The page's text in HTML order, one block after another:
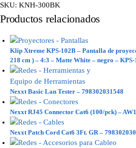
SKU: KNH-300BK
Productos relacionados
Klip Xtreme KPS-102B – Pantalla de
218 cm ) – 4:3 – Matte White – negro –
Nexxt Basic Lan Tester – 798302031548
Nexxt RJ45 Connector Cat6 (100/pck) –
Nexxt Patch Cord Cat6 3Ft. GR –